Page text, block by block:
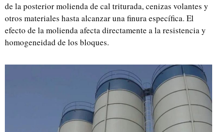
de la posterior molienda de cal triturada, cenizas volantes y
otros materiales hasta alcanzar una finura específica. El
efecto de la molienda afecta directamente a la resistencia y
homogeneidad de los bloques.